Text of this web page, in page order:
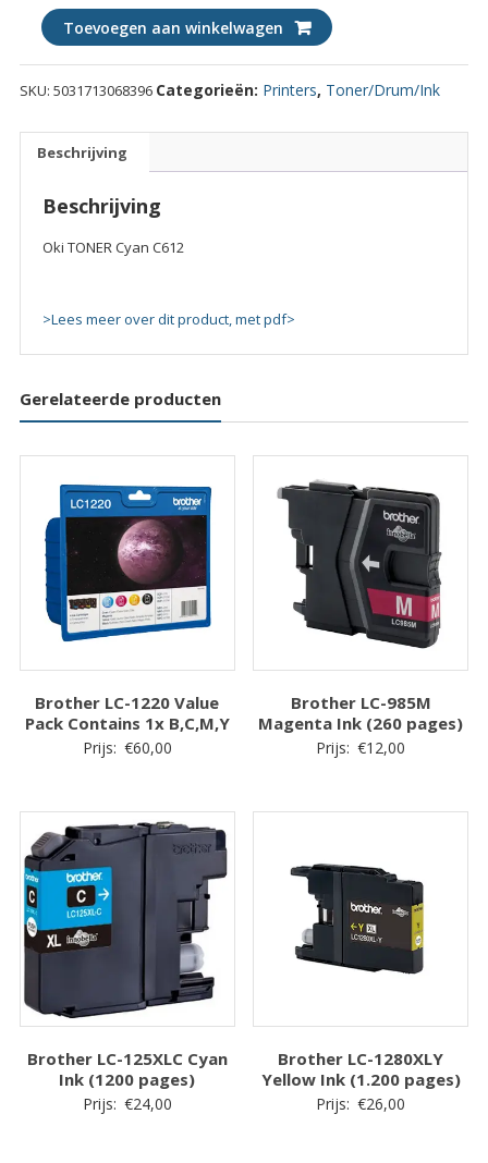
TONER
Cyan
C612
Toevoegen aan winkelwagen
SKU: 5031713068396 Categorieën: Printers, Toner/Drum/Ink
Beschrijving
Beschrijving
Oki TONER Cyan C612
>Lees meer over dit product, met pdf>
Gerelateerde producten
Brother LC-1220 Value
Pack Contains 1x B,C,M,Y
Prijs: €60,00
Brother LC-985M
Magenta Ink (260 pages)
Prijs: €12,00
Brother LC-125XLC Cyan
Ink (1200 pages)
Prijs: €24,00
Brother LC-1280XLY
Yellow Ink (1.200 pages)
Prijs: €26,00